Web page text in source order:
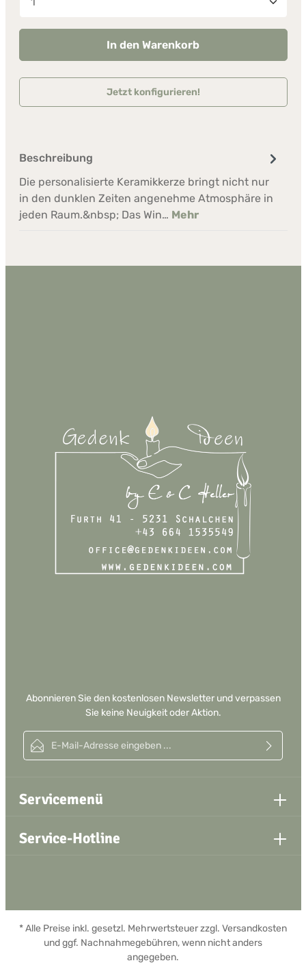
In den Warenkorb
Jetzt konfigurieren!
Beschreibung
Die personalisierte Keramikkerze bringt nicht nur
in den dunklen Zeiten angenehme Atmosphäre in
jeden Raum.&nbsp; Das Win… Mehr
Abonnieren Sie den kostenlosen Newsletter und verpassen
Sie keine Neuigkeit oder Aktion.
Servicemenü
Service-Hotline
* Alle Preise inkl. gesetzl. Mehrwertsteuer zzgl. Versandkosten
und ggf. Nachnahmegebühren, wenn nicht anders
angegeben.